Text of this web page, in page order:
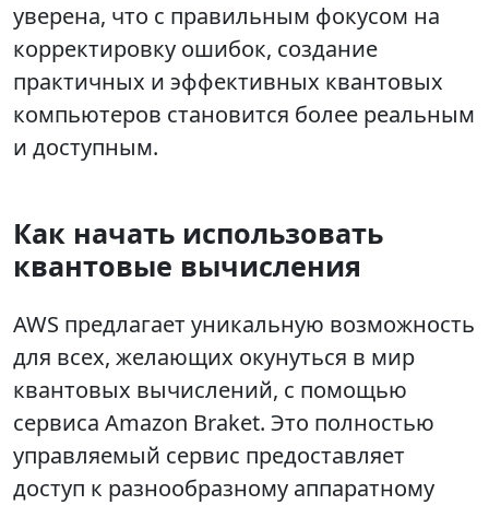
уверена, что с правильным фокусом на
корректировку ошибок, создание
практичных и эффективных квантовых
компьютеров становится более реальным
и доступным.
Как начать использовать
квантовые вычисления
AWS предлагает уникальную возможность
для всех, желающих окунуться в мир
квантовых вычислений, с помощью
сервиса Amazon Braket. Это полностью
управляемый сервис предоставляет
доступ к разнообразному аппаратному